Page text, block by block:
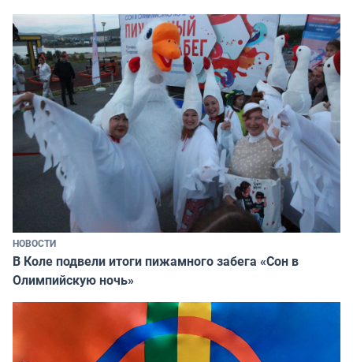
НОВОСТИ
В Коле подвели итоги пижамного забега «Сон в
Олимпийскую ночь»